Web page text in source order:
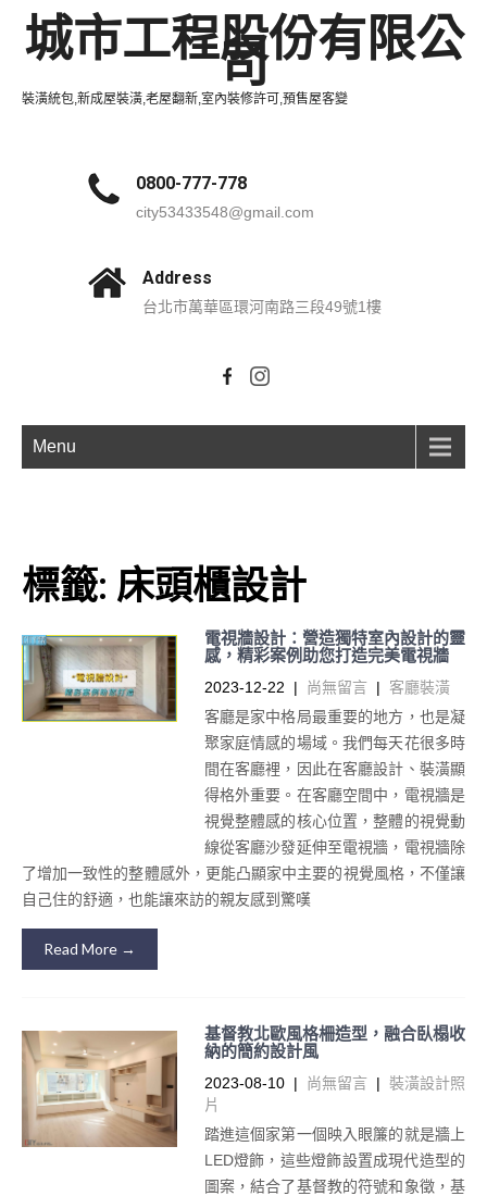
城市工程股份有限公
司
裝潢統包,新成屋裝潢,老屋翻新,室內裝修許可,預售屋客變
0800-777-778
city53433548@gmail.com
Address
台北市萬華區環河南路三段49號1樓
Menu
標籤: 床頭櫃設計
電視牆設計：營造獨特室內設計的靈
感，精彩案例助您打造完美電視牆
2023-12-22 | 尚無留言 | 客廳裝潢
客廳是家中格局最重要的地方，也是凝
聚家庭情感的場域。我們每天花很多時
間在客廳裡，因此在客廳設計、裝潢顯
得格外重要。在客廳空間中，電視牆是
視覺整體感的核心位置，整體的視覺動
線從客廳沙發延伸至電視牆，電視牆除
了增加一致性的整體感外，更能凸顯家中主要的視覺風格，不僅讓
自己住的舒適，也能讓來訪的親友感到驚嘆
Read More →
基督教北歐風格柵造型，融合臥榻收
納的簡約設計風
2023-08-10 | 尚無留言 | 裝潢設計照
片
踏進這個家第一個映入眼簾的就是牆上
LED燈飾，這些燈飾設置成現代造型的
圖案，結合了基督教的符號和象徵，基